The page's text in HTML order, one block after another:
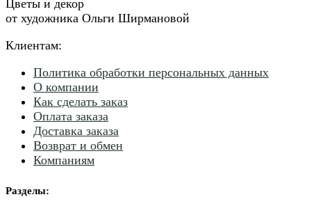
Цветы и декор
от художника Ольги Ширмановой
Клиентам:
Политика обработки персональных данных
О компании
Как сделать заказ
Оплата заказа
Доставка заказа
Возврат и обмен
Компаниям
Разделы: